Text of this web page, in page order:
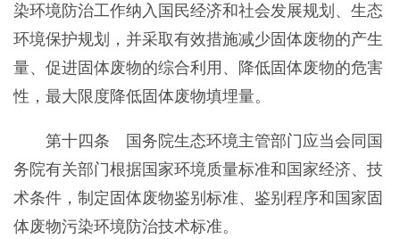
染环境防治工作纳入国民经济和社会发展规划、生态
环境保护规划，并采取有效措施减少固体废物的产生
量、促进固体废物的综合利用、降低固体废物的危害
性，最大限度降低固体废物填埋量。
第十四条 国务院生态环境主管部门应当会同国
务院有关部门根据国家环境质量标准和国家经济、技
术条件，制定固体废物鉴别标准、鉴别程序和国家固
体废物污染环境防治技术标准。